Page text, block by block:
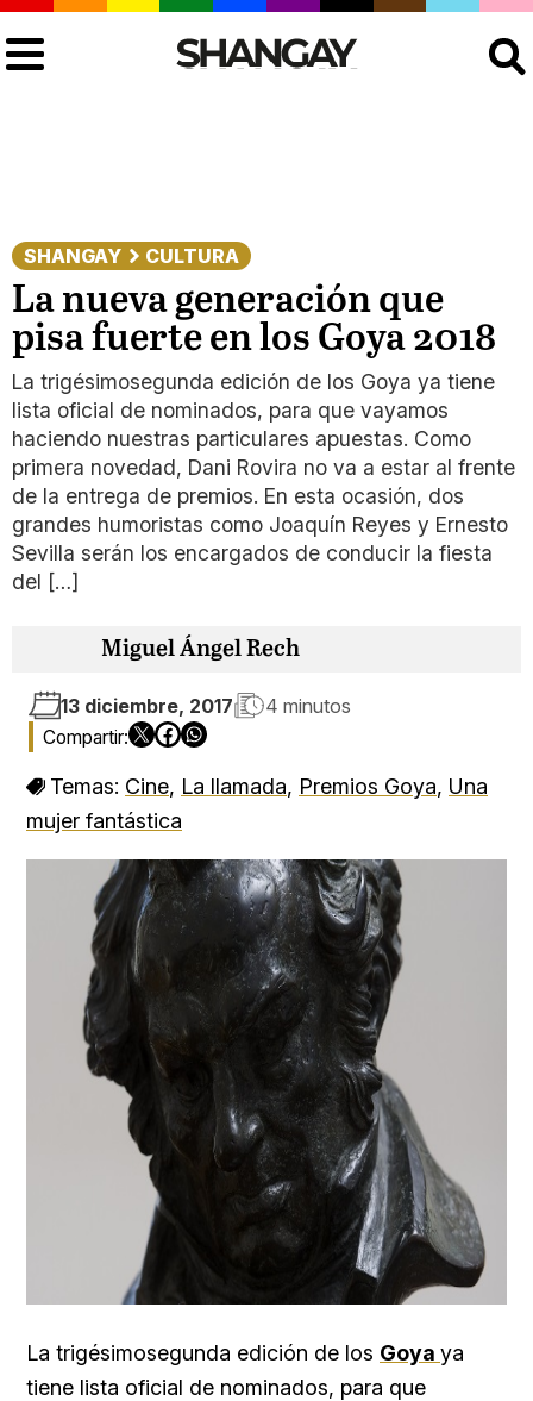
SHANGAY CULTURA
La nueva generación que
pisa fuerte en los Goya 2018
La trigésimosegunda edición de los Goya ya tiene
lista oficial de nominados, para que vayamos
haciendo nuestras particulares apuestas. Como
primera novedad, Dani Rovira no va a estar al frente
de la entrega de premios. En esta ocasión, dos
grandes humoristas como Joaquín Reyes y Ernesto
Sevilla serán los encargados de conducir la fiesta
del […]
Miguel Ángel Rech
13 diciembre, 2017 4 minutos
Temas: Cine, La llamada, Premios Goya, Una
mujer fantástica
La trigésimosegunda edición de los Goya ya
tiene lista oficial de nominados, para que